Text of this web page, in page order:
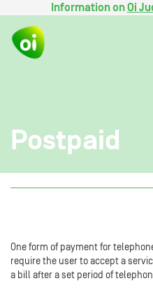
Information onOi
Postpaid
One form of payment for
require the user to accept a
a bill after a set period of